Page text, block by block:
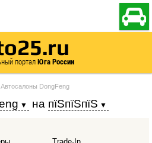

порталЮга России
Автосалоны DongFeng
на пїЅпїЅпїЅ